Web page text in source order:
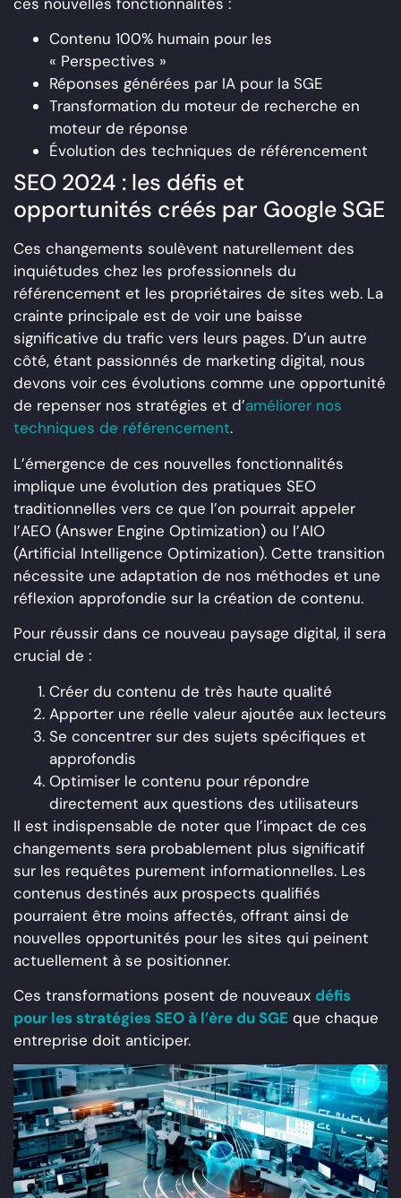
Contenu 100% humain pour les
« Perspectives »
Réponses générées par IA pour la SGE
Transformation du moteur de recherche en
moteur de réponse
Évolution des techniques de référencement
SEO 2024 : les défis et
opportunités créés par Google SGE
Ces changements soulèvent naturellement des
inquiétudes chez les professionnels du
référencement et les propriétaires de sites web. La
crainte principale est de voir une baisse
significative du trafic vers leurs pages. D’un autre
côté, étant passionnés de marketing digital, nous
devons voir ces évolutions comme une opportunité
de repenser nos stratégies et d’améliorer nos
techniques de référencement.
L’émergence de ces nouvelles fonctionnalités
implique une évolution des pratiques SEO
traditionnelles vers ce que l’on pourrait appeler
l’AEO (Answer Engine Optimization) ou l’AIO
(Artificial Intelligence Optimization). Cette transition
nécessite une adaptation de nos méthodes et une
réflexion approfondie sur la création de contenu.
Pour réussir dans ce nouveau paysage digital, il sera
crucial de :
Créer du contenu de très haute qualité
Apporter une réelle valeur ajoutée aux lecteurs
Se concentrer sur des sujets spécifiques et
approfondis
Optimiser le contenu pour répondre
directement aux questions des utilisateurs
Il est indispensable de noter que l’impact de ces
changements sera probablement plus significatif
sur les requêtes purement informationnelles. Les
contenus destinés aux prospects qualifiés
pourraient être moins affectés, offrant ainsi de
nouvelles opportunités pour les sites qui peinent
actuellement à se positionner.
Ces transformations posent de nouveaux défis
pour les stratégies SEO à l’ère du SGE que chaque
entreprise doit anticiper.